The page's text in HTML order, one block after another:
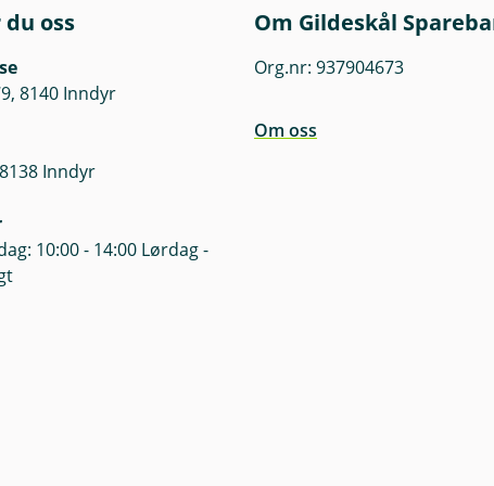
på våre nettsider. Før tegning oppfordres det til å
finner du her.
oss
8140 Inndyr
Inndyr
10:00 - 14:00 Lørdag -
Om Gildeskål
Org.nr: 937904673
Om oss